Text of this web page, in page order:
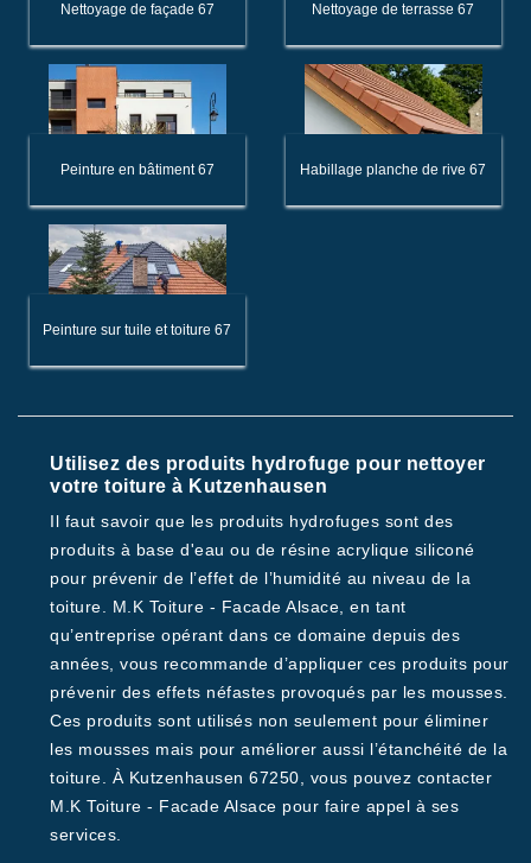
Nettoyage de façade 67 Nettoyage de terrasse 67
Peinture en bâtiment 67 Habillage planche de rive 67
Peinture sur tuile et toiture 67
Utilisez des produits hydrofuge pour nettoyer
votre toiture à Kutzenhausen
Il faut savoir que les produits hydrofuges sont des
produits à base d'eau ou de résine acrylique siliconé
pour prévenir de l’effet de l’humidité au niveau de la
toiture. M.K Toiture - Facade Alsace, en tant
qu’entreprise opérant dans ce domaine depuis des
années, vous recommande d’appliquer ces produits pour
prévenir des effets néfastes provoqués par les mousses.
Ces produits sont utilisés non seulement pour éliminer
les mousses mais pour améliorer aussi l’étanchéité de la
toiture. À Kutzenhausen 67250, vous pouvez contacter
M.K Toiture - Facade Alsace pour faire appel à ses
services.